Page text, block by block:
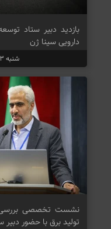
بازدید دبیر ستاد
دارویی سینا ژن
شنبه ۳ خرداد ۱۴۰۴
نشست تخصصی بررسی
تولید برق با حضور دبیر